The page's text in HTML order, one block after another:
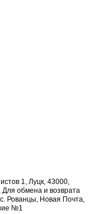
1, Луцк, 43000,
Для обмена и возврата
Рованцы, Новая Почта,
№1